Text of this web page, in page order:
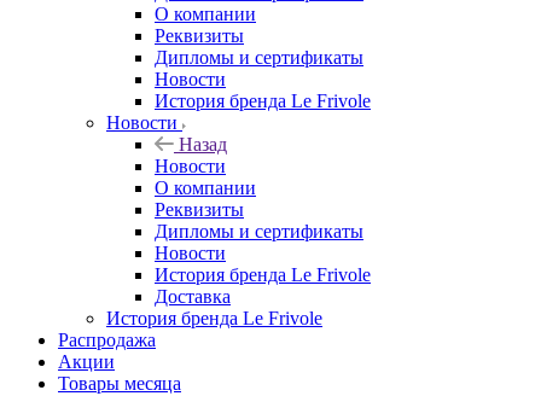
О компании
Реквизиты
Дипломы и сертификаты
Новости
История бренда Le Frivole
Новости
Назад
Новости
О компании
Реквизиты
Дипломы и сертификаты
Новости
История бренда Le Frivole
Доставка
История бренда Le Frivole
Распродажа
Акции
Товары месяца